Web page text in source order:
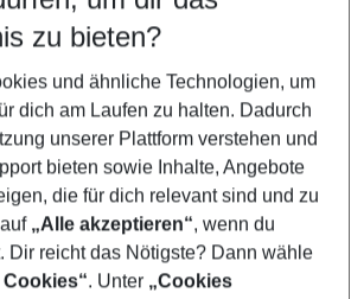
5-8 Nächte
Keine Kinder
Filter anzeigen
zu bieten?
und ähnliche Technologien, um
dich am Laufen zu halten. Dadurch
unserer Plattform verstehen und
bieten sowie Inhalte, Angebote
die für dich relevant sind und zu
„Alle akzeptieren“, wenn du
Dir reicht das Nötigste? Dann wähle
. Unter „Cookies